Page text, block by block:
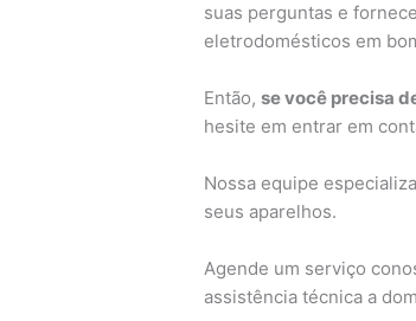
suas perguntas e
eletrodomésticos em
Então,se você precisa
hesite em entrar em
Nossa equipe
seus aparelhos.
Agende um serviço
assistência técnica a